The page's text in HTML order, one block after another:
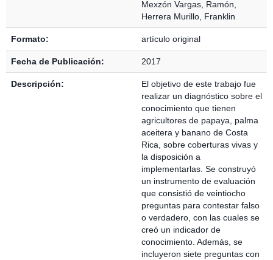
Mexzón Vargas, Ramón
Herrera Murillo, Franklin
Formato: artículo original
Fecha de Publicación: 2017
Descripción:
El objetivo de este trabajo fue
realizar un diagnóstico sobre el
conocimiento que tienen
agricultores de papaya, palma
aceitera y banano de Costa
Rica, sobre coberturas vivas y
la disposición a
implementarlas. Se construyó
un instrumento de evaluación
que consistió de veintiocho
preguntas para contestar falso
o verdadero, con las cuales se
creó un indicador de
conocimiento. Además, se
incluyeron siete preguntas con